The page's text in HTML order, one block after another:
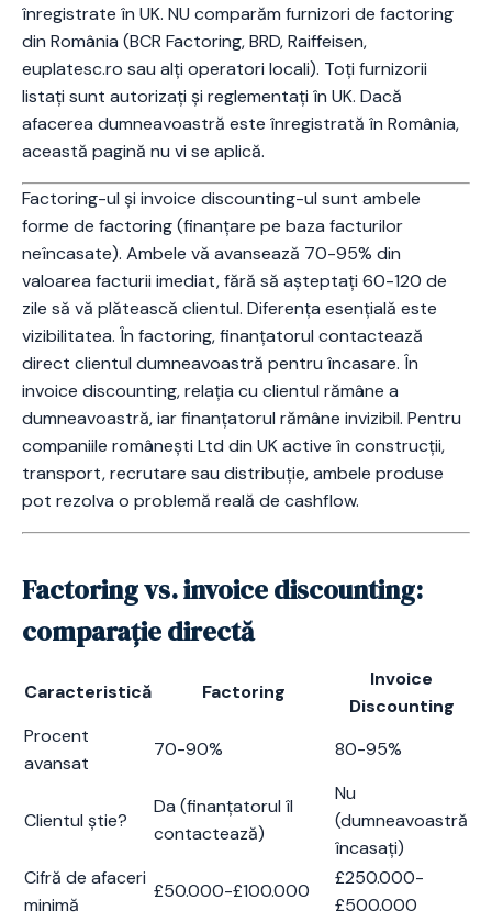
înregistrate în UK. NU comparăm furnizori de factoring
din România (BCR Factoring, BRD, Raiffeisen,
euplatesc.ro sau alți operatori locali). Toți furnizorii
listați sunt autorizați și reglementați în UK. Dacă
afacerea dumneavoastră este înregistrată în România,
această pagină nu vi se aplică.
Factoring-ul și invoice discounting-ul sunt ambele
forme de factoring (finanțare pe baza facturilor
neîncasate). Ambele vă avansează 70-95% din
valoarea facturii imediat, fără să așteptați 60-120 de
zile să vă plătească clientul. Diferența esențială este
vizibilitatea. În factoring, finanțatorul contactează
direct clientul dumneavoastră pentru încasare. În
invoice discounting, relația cu clientul rămâne a
dumneavoastră, iar finanțatorul rămâne invizibil. Pentru
companiile românești Ltd din UK active în construcții,
transport, recrutare sau distribuție, ambele produse
pot rezolva o problemă reală de cashflow.
Factoring vs. invoice discounting:
comparație directă
Caracteristică Factoring
Invoice
Discounting
Procent
avansat
70-90% 80-95%
Clientul știe?
Da (finanțatorul îl
contactează)
Nu
(dumneavoastră
încasați)
Cifră de afaceri
minimă
£50.000-£100.000
£250.000-
£500.000